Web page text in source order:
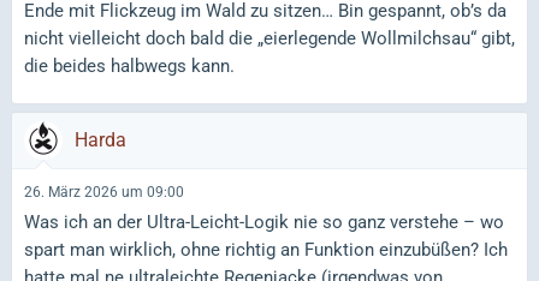
Ende mit Flickzeug im Wald zu sitzen… Bin gespannt, ob’s da
nicht vielleicht doch bald die „eierlegende Wollmilchsau“ gibt,
die beides halbwegs kann.
Harda
26. März 2026 um 09:00
Was ich an der Ultra-Leicht-Logik nie so ganz verstehe – wo
spart man wirklich, ohne richtig an Funktion einzubüßen? Ich